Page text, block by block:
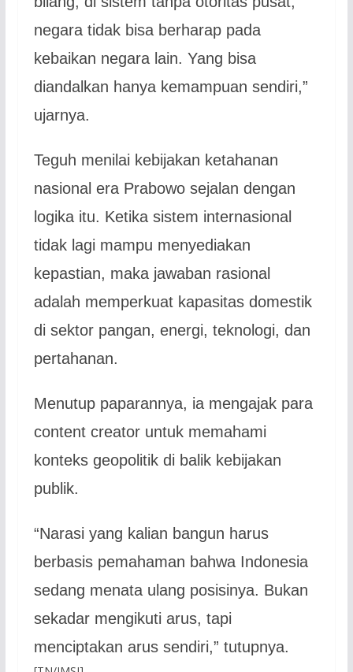
negara tidak bisa berharap pada
kebaikan negara lain. Yang bisa
diandalkan hanya kemampuan sendiri,”
ujarnya.
Teguh menilai kebijakan ketahanan
nasional era Prabowo sejalan dengan
logika itu. Ketika sistem internasional
tidak lagi mampu menyediakan
kepastian, maka jawaban rasional
adalah memperkuat kapasitas domestik
di sektor pangan, energi, teknologi, dan
pertahanan.
Menutup paparannya, ia mengajak para
content creator untuk memahami
konteks geopolitik di balik kebijakan
publik.
“Narasi yang kalian bangun harus
berbasis pemahaman bahwa Indonesia
sedang menata ulang posisinya. Bukan
sekadar mengikuti arus, tapi
menciptakan arus sendiri,” tutupnya.